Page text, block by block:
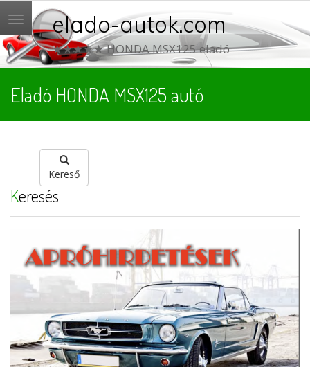
Menü elado-autok.com
★★★★★ HONDA MSX125 eladó
Eladó HONDA MSX125 autó
Kereső
Keresés